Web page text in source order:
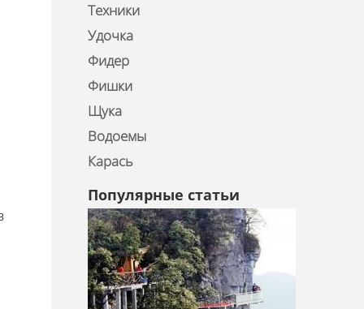
Техники
Удочка
Фидер
Фишки
Щука
Водоемы
Карась
Популярные статьи